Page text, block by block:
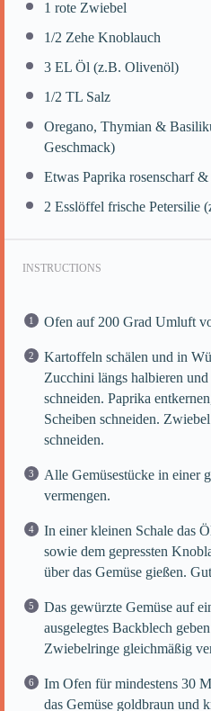
1 rote Zwiebel
1/2 Zehe Knoblauch
3 EL Öl (z.B. Olivenöl)
1/2 TL Salz
Oregano, Thymian &
Geschmack)
Etwas Paprika rosenscharf
2 Esslöffel frische Petersilie
INSTRUCTIONS
Ofen auf 200 Grad Umluft
Kartoffeln schälen und in
Zucchini längs halbieren
schneiden. Paprika
Scheiben schneiden.
schneiden.
Alle Gemüsestücke in einer
vermengen.
In einer kleinen Schale das
sowie dem gepressten
über das Gemüse gießen.
Das gewürzte Gemüse auf
ausgelegtes Backblech
Zwiebelringe gleichmäßig
Im Ofen für mindestens 30
das Gemüse goldbraun und